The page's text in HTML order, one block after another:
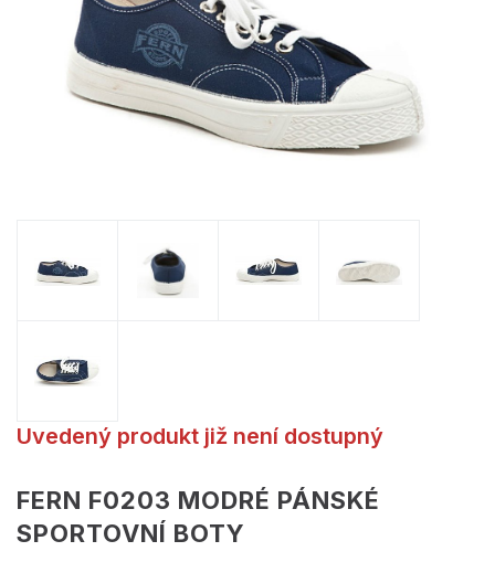
Uvedený produkt již není dostupný
FERN F0203 MODRÉ PÁNSKÉ
SPORTOVNÍ BOTY